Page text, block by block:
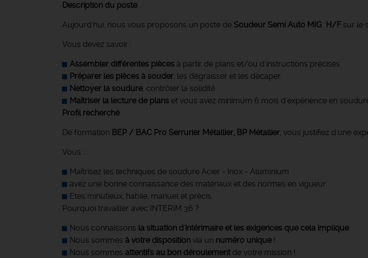
Description du poste
Aujourd'hui, nous vous proposons un poste de Soudeur Semi Auto MIG H/F sur le
Vous devez savoir :
Assembler différentes pièces à partir de plans et/ou d'instructions précises
Préparer les pièces à souder, les dégraisser et les décaper.
Nettoyer la soudure, contrôler la solidité
Maîtriser la lecture de plans et vous avez minimum 6 mois d'expérience en
Profil recherché
De formation BEP / BAC Pro Serrurier Métallier, BP Métallier, vous justifiez d'une
Vous :
Maîtrisez les techniques de soudure Acier - Inox - Aluminium
avez une bonne connaissance des matériaux et des normes en vigueur
Etes minutieux, habile, manuel et précis.
Pourquoi travailler avec INTERIM 36 ?
Nous connaissons la situation d'intérimaire et les exigences que cela implique
Nous sommes à votre disposition via un numéro unique!
Nous sommes attentifs au bon déroulementde votre mission !